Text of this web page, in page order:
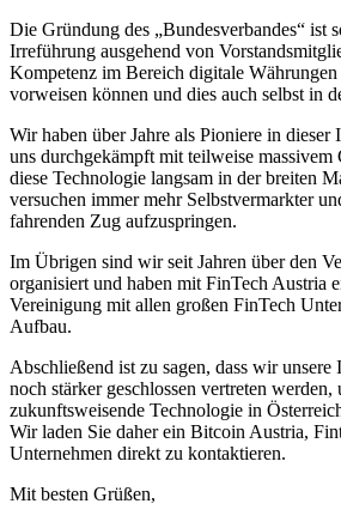
Die Gründung des „Bundesverbandes“ ist
Irreführung ausgehend von
Kompetenz im Bereich digitale
vorweisen können und dies auch selbst in
Wir haben über Jahre als Pioniere in dieser
uns durchgekämpft mit teilweise
diese Technologie langsam in der breiten
versuchen immer mehr Selbstvermarkter
fahrenden Zug aufzuspringen.
Im Übrigen sind wir seit Jahren über den
organisiert und haben mit FinTech Austria
Vereinigung mit allen großen FinTech
Aufbau.
Abschließend ist zu sagen, dass wir
noch stärker geschlossen vertreten werden,
zukunftsweisende Technologie in
Wir laden Sie daher ein Bitcoin Austria,
Unternehmen direkt zu kontaktieren.
Mit besten Grüßen,